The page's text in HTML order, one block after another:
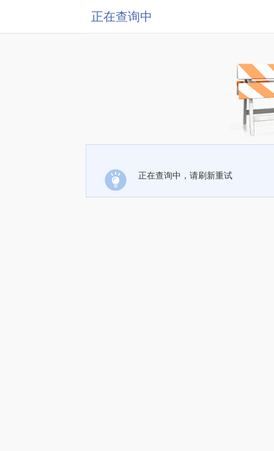
正在查询中
正在查询中，请刷新重试